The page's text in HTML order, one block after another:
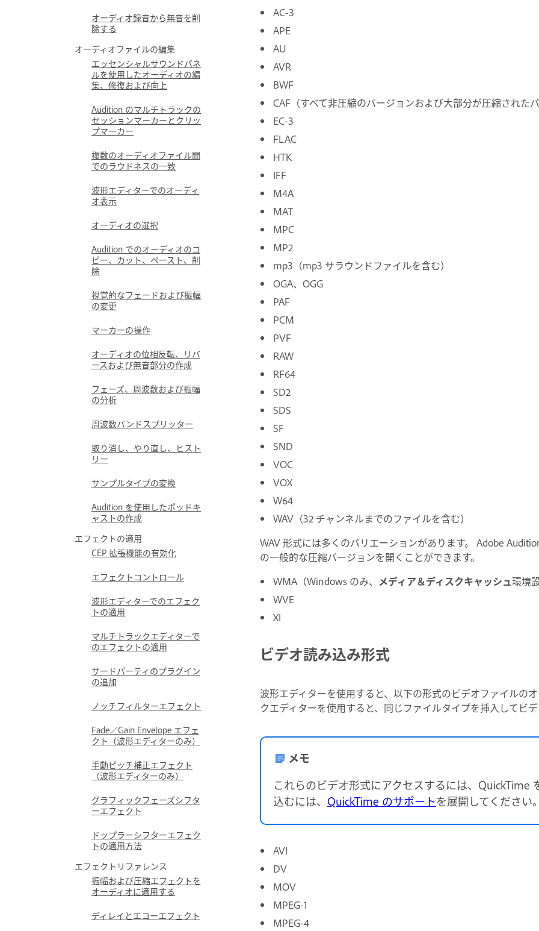
オーディオ録音から無音を削
除する
オーディオファイルの編集
エッセンシャルサウンドパネ
ルを使用したオーディオの編
集、修復および向上
Audition のマルチトラックの
セッションマーカーとクリッ
プマーカー
複数のオーディオファイル間
でのラウドネスの一致
波形エディターでのオーディ
オ表示
オーディオの選択
Audition でのオーディオのコ
ピー、カット、ペースト、削
除
視覚的なフェードおよび振幅
の変更
マーカーの操作
オーディオの位相反転、リバ
ースおよび無音部分の作成
フェーズ、周波数および振幅
の分析
周波数バンドスプリッター
取り消し、やり直し、ヒスト
リー
サンプルタイプの変換
Audition を使用したポッドキ
ャストの作成
エフェクトの適用
CEP 拡張機能の有効化
エフェクトコントロール
波形エディターでのエフェク
トの適用
マルチトラックエディターで
のエフェクトの適用
サードパーティのプラグイン
の追加
ノッチフィルターエフェクト
Fade／Gain Envelope エフェ
クト（波形エディターのみ）
手動ピッチ補正エフェクト
（波形エディターのみ）
グラフィックフェーズシフタ
ーエフェクト
ドップラーシフターエフェク
トの適用方法
エフェクトリファレンス
振幅および圧縮エフェクトを
オーディオに適用する
ディレイとエコーエフェクト
AC-3
APE
AU
AVR
BWF
CAF（すべて非圧縮のバージョンおよび大部分が圧縮されたバ
EC-3
FLAC
HTK
IFF
M4A
MAT
MPC
MP2
mp3（mp3 サラウンドファイルを含む）
OGA、OGG
PAF
PCM
PVF
RAW
RF64
SD2
SDS
SF
SND
VOC
VOX
W64
WAV（32 チャンネルまでのファイルを含む）
WAV 形式には多くのバリエーションがあります。 Adobe
の一般的な圧縮バージョンを開くことができます。
WMA（Windows のみ、 メディア＆ディスクキャッシュ環境
WVE
XI
ビデオ読み込み形式
波形エディターを使用すると、以下の形式のビデオファイルの
クエディターを使用すると、同じファイルタイプを挿入してビ
メモ
これらのビデオ形式にアクセスするには、QuickTime
込むには、 QuickTime のサポートを展開してください。
AVI
DV
MOV
MPEG-1
MPEG-4